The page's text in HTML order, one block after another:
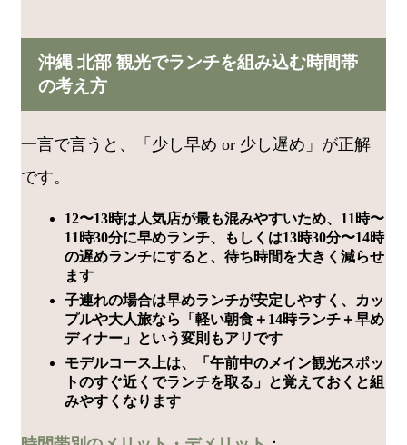
沖縄 北部 観光でランチを組み込む時間帯
の考え方
一言で言うと、「少し早め or 少し遅め」が正解
です。
12〜13時は人気店が最も混みやすいため、11時〜
11時30分に早めランチ、もしくは13時30分〜14時
の遅めランチにすると、待ち時間を大きく減らせ
ます
子連れの場合は早めランチが安定しやすく、カッ
プルや大人旅なら「軽い朝食＋14時ランチ＋早め
ディナー」という変則もアリです
モデルコース上は、「午前中のメイン観光スポッ
トのすぐ近くでランチを取る」と覚えておくと組
みやすくなります